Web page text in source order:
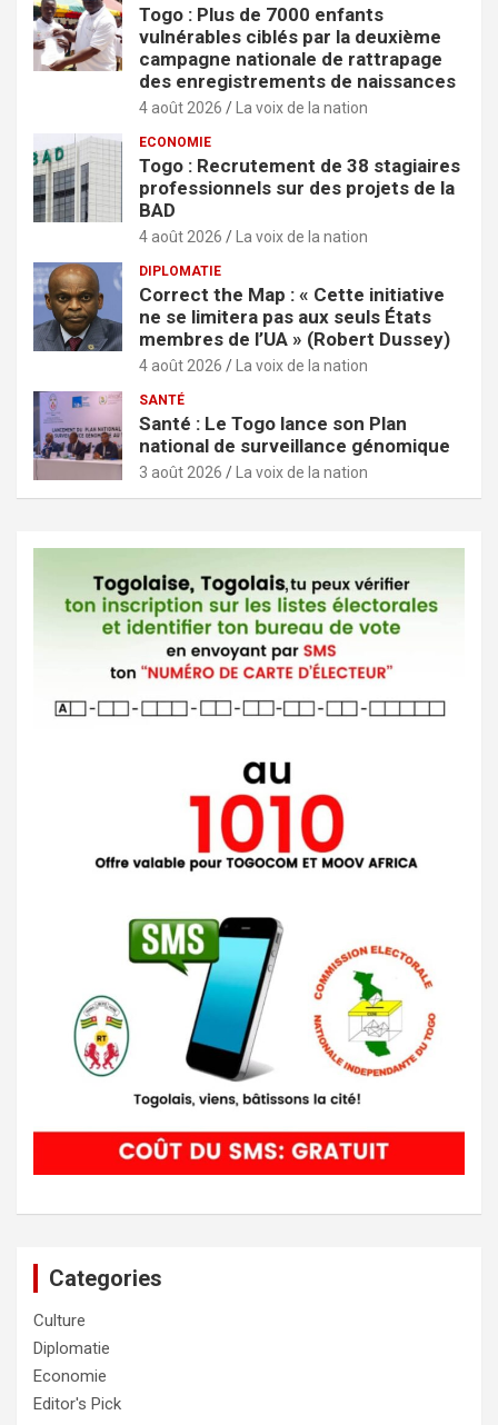
Togo : Plus de 7000 enfants
vulnérables ciblés par la deuxième
campagne nationale de rattrapage
des enregistrements de naissances
4 août 2026 La voix de la nation
ECONOMIE
Togo : Recrutement de 38 stagiaires
professionnels sur des projets de la
BAD
4 août 2026 La voix de la nation
DIPLOMATIE
Correct the Map : « Cette initiative
ne se limitera pas aux seuls États
membres de l’UA » (Robert Dussey)
4 août 2026 La voix de la nation
SANTÉ
Santé : Le Togo lance son Plan
national de surveillance génomique
3 août 2026 La voix de la nation
Categories
Culture
Diplomatie
Economie
Editor's Pick